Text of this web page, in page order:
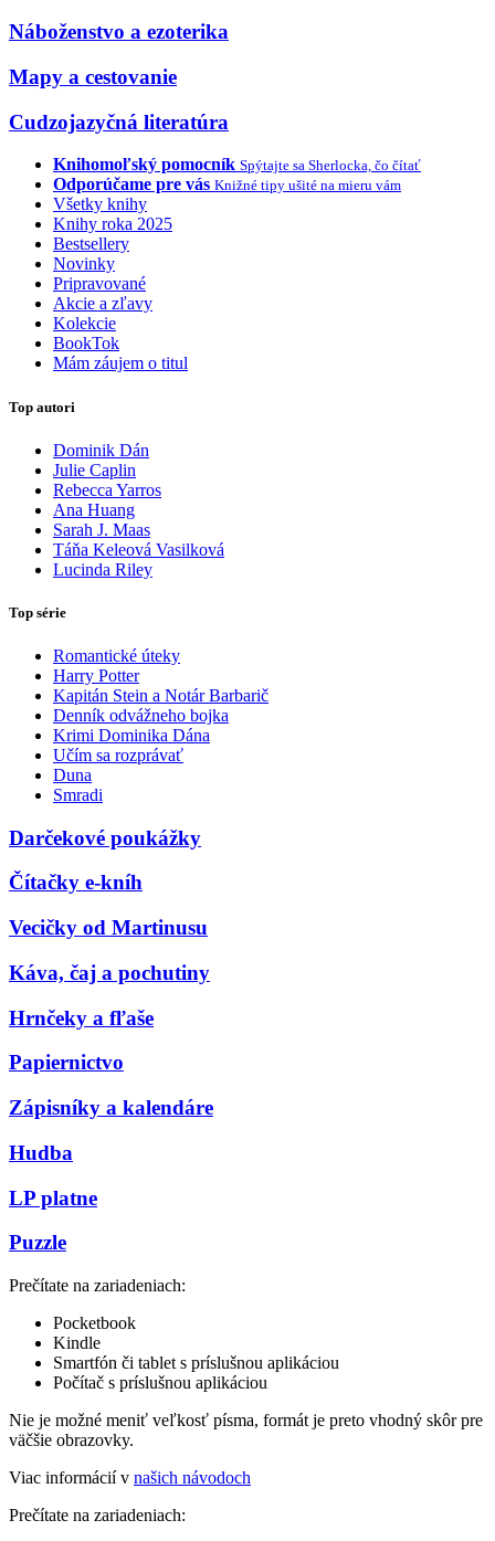
Náboženstvo a ezoterika
Mapy a cestovanie
Cudzojazyčná literatúra
Knihomoľský pomocník Spýtajte sa Sherlocka, čo čítať
Odporúčame pre vás Knižné tipy ušité na mieru vám
Všetky knihy
Knihy roka 2025
Bestsellery
Novinky
Pripravované
Akcie a zľavy
Kolekcie
BookTok
Mám záujem o titul
Top autori
Dominik Dán
Julie Caplin
Rebecca Yarros
Ana Huang
Sarah J. Maas
Táňa Keleová Vasilková
Lucinda Riley
Top série
Romantické úteky
Harry Potter
Kapitán Stein a Notár Barbarič
Denník odvážneho bojka
Krimi Dominika Dána
Učím sa rozprávať
Duna
Smradi
Darčekové poukážky
Čítačky e-kníh
Vecičky od Martinusu
Káva, čaj a pochutiny
Hrnčeky a fľaše
Papiernictvo
Zápisníky a kalendáre
Hudba
LP platne
Puzzle
Prečítate na zariadeniach:
Pocketbook
Kindle
Smartfón či tablet s príslušnou aplikáciou
Počítač s príslušnou aplikáciou
Nie je možné meniť veľkosť písma, formát je preto vhodný skôr pre
väčšie obrazovky.
Viac informácií v našich návodoch
Prečítate na zariadeniach: